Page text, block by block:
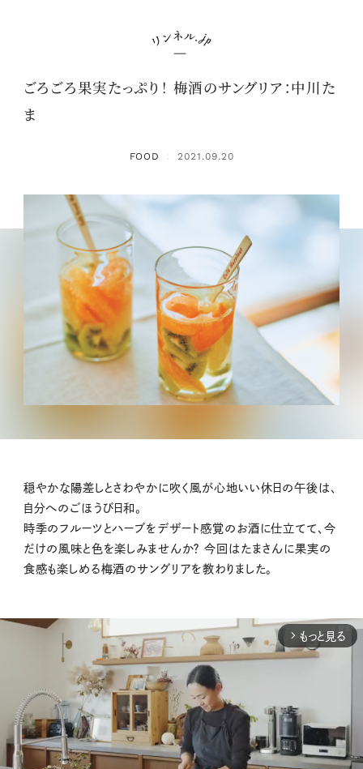
ごろごろ果実たっぷり！ 梅酒のサングリア：中川た
ま
FOOD ： 2021.09.20
穏やかな陽差しとさわやかに吹く風が心地いい休日の午後は、
自分へのごほうび日和。
時季のフルーツとハーブをデザート感覚のお酒に仕立てて、今
だけの風味と色を楽しみませんか？ 今回はたまさんに果実の
食感も楽しめる梅酒のサングリアを教わりました。
arrow_forward_ios もっと見る